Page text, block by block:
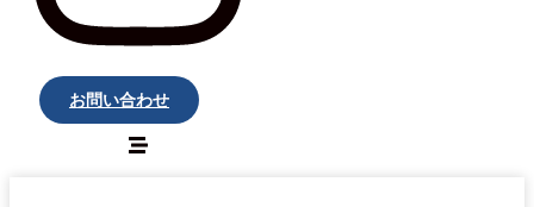
お問い合わせ